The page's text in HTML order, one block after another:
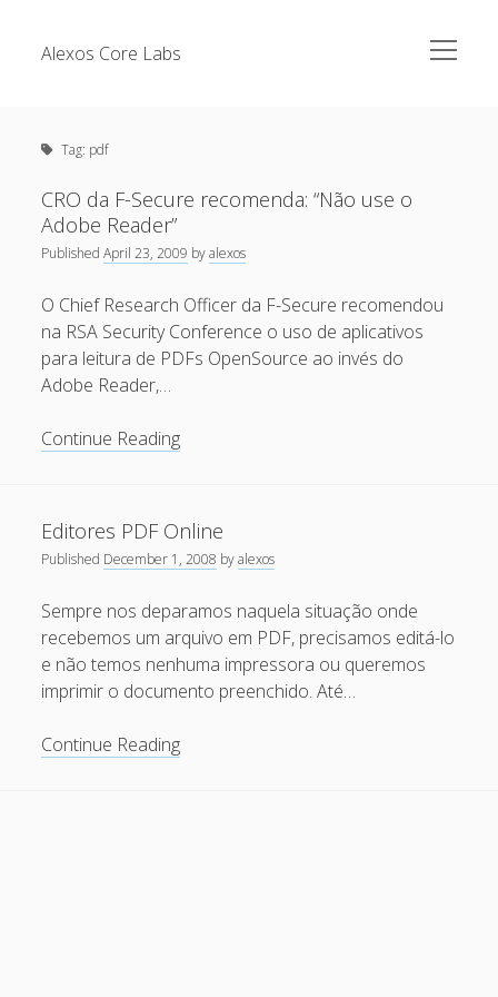
Alexos Core Labs
open
menu
Cursos
Github
Linkedin
Publicações
Security Advisories
Tools
Recent Posts
SECURITY CONFERENCE
Mitigando tráfego malicioso originado da rede TOR
[Capacite] Linux – Comandos Básicos 2
[Capacite] Linux – Conceitos Básicos
Recent Comments
Maicon Fonseca Zancoon Protegendo a console
administrativa contra ataques de brute force
alexosonProtegendo a console administrativa contra
ataques de brute force
Gilson Camelo
Protegendo a console administrativa
Tag: pdf
CRO da F-Secure recomenda: “Não use o
Adobe Reader”
PublishedApril 23, 2009 byalexos
O Chief Research Officer da F-Secure recomendou
na RSA Security Conference o uso de aplicativos
para leitura de PDFs OpenSource ao invés do
Adobe Reader,…
Continue ReadingCRO
Secure
recomenda:
“Não
o
Adobe
Reader”
Editores PDF Online
Published December 1, 2008 byalexos
Sempre nos deparamos naquela situação onde
recebemos um arquivo em PDF, precisamos editá-lo
e não temos nenhuma impressora ou queremos
imprimir o documento preenchido. Até…
Continue ReadingEditores